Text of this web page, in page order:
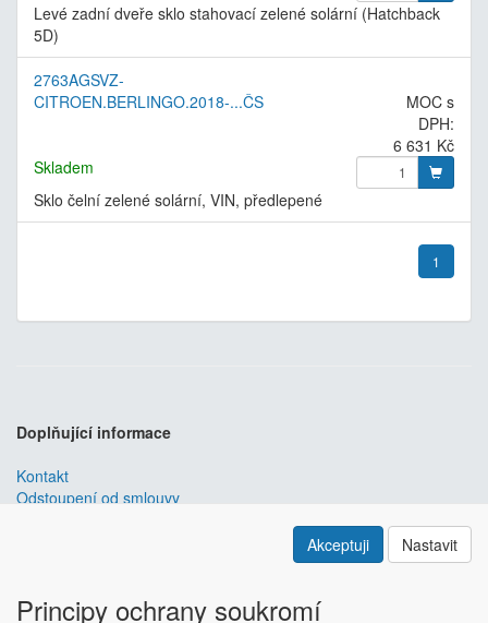
Levé zadní dveře sklo stahovací zelené solární (Hatchback
5D)
2763AGSVZ-
CITROEN.BERLINGO.2018-...ČS
MOC s
DPH:
6 631 Kč
Skladem
Sklo čelní zelené solární, VIN, předlepené
1
Doplňující informace
Kontakt
Odstoupení od smlouvy
je nejlepším řešením e-commerce pro informační
Akceptuji Nastavit
Principy ochrany soukromí